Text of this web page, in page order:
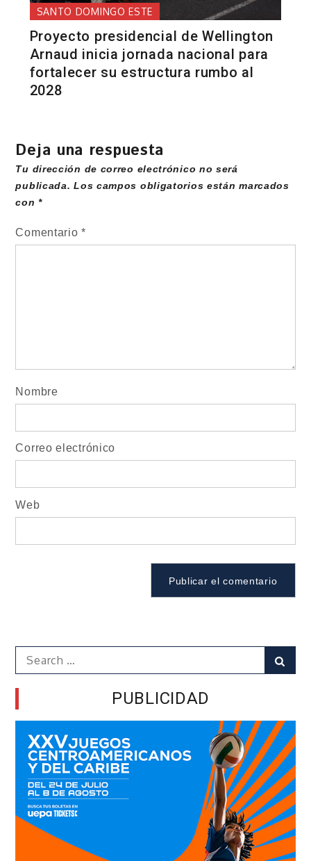
SANTO DOMINGO ESTE
Proyecto presidencial de Wellington
Arnaud inicia jornada nacional para
fortalecer su estructura rumbo al
2028
Deja una respuesta
Tu dirección de correo electrónico no será
publicada. Los campos obligatorios están marcados
con*
Comentario*
Nombre
Correo electrónico
Web
Search
for:
PUBLICIDAD